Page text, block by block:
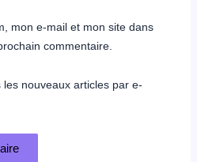
mon e-mail et mon site dans
commentaire.
nouveaux articles par e-